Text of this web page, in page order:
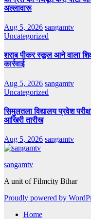
अल्लावारू
Aug 5, 2026 sangamtv
Uncategorized
शराब पीकर स्कूल आने वाला
कार्रवाई
Aug 5, 2026 sangamtv
Uncategorized
सिमुलतला विद्यालय प्रवेश
आखिरी तारीख
Aug 5, 2026 sangamtv
sangamtv
A unit of Filmcity Bihar
Proudly powered by
Home